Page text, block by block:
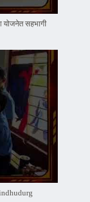
योजनेत सहभागी